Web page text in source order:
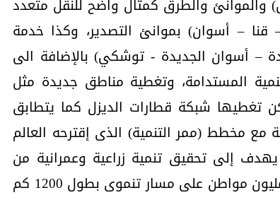
والطرق كمثال واضح للنقل متعدد
قنا – أسوان) بموانئ التصدير، وكذا خدمة
– أسوان الجديدة - توشكي) بالإضافة الى
المستدامة، وتغطية مناطق جديدة مثل
تغطيها شبكة قطارات الديزل كما يتطابق
مع مخطط (ممر التنمية) الذى إقترحه العالم
إلى تحقيق تنمية زراعية وعمرانية من
خلال زراعة مليون فدان وإستيعاب 20 مليون مواطن على مسار تنموى بطول 1200 كم